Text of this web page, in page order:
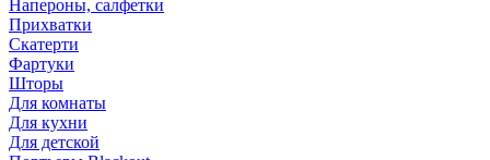
Напероны, салфетки
Прихватки
Скатерти
Фартуки
Шторы
Для комнаты
Для кухни
Для детской